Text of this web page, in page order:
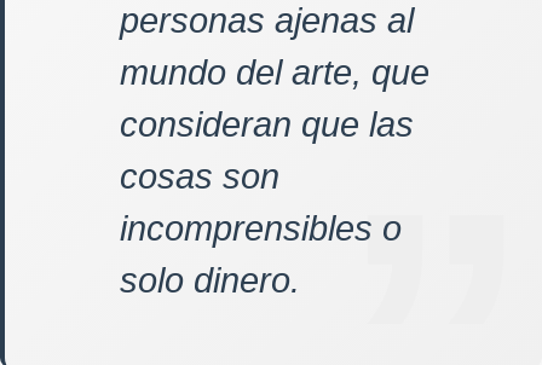
personas ajenas al
mundo del arte, que
consideran que las
cosas son
incomprensibles o
solo dinero.